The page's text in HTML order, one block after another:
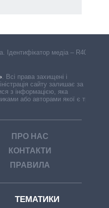
Ідентифікатор медіа – R40-
. Всі права захищені і
сайту залишає за
з інформацією, яка
або авторами якої є треті
ПРО НАС
КОНТАКТИ
ПРАВИЛА
ТЕМАТИКИ